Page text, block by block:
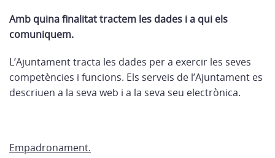
Amb quina finalitat tractem les dades i a qui els
comuniquem.
L’Ajuntament tracta les dades per a exercir les seves
competències i funcions. Els serveis de l’Ajuntament es
descriuen a la seva web i a la seva seu electrònica.
Empadronament.